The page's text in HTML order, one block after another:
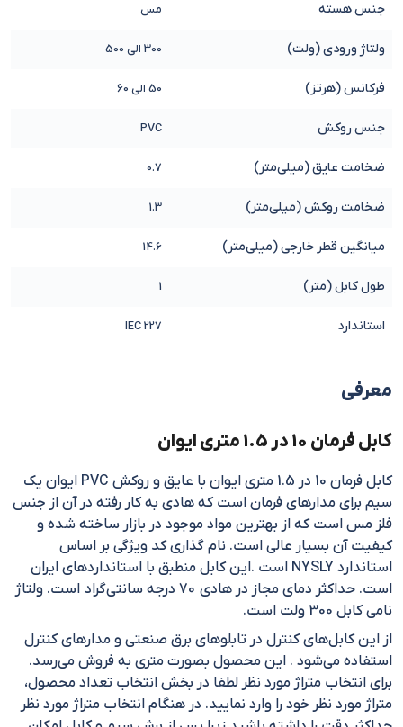
جنس هسته مس
ولتاژ ورودی (ولت) 300 الی 500
فرکانس (هرتز) 50 الی 60
جنس روکش PVC
ضخامت عایق (میلی‌متر) 0.7
ضخامت روکش (میلی‌متر) 1.3
میانگین قطر خارجی (میلی‌متر) 14.6
طول کابل (متر) 1
استاندارد IEC 227
معرفی
کابل فرمان 10 در 1.5 متری ایوان
کابل فرمان 10 در 1.5 متری ایوان با عایق و روکش PVC ایوان یک
سیم برای مدارهای فرمان است که هادی به کار رفته در آن از جنس
فلز مس است که از بهترین مواد موجود در بازار ساخته شده و
کیفیت آن بسیار عالی است. نام گذاری کد ویژگی بر اساس
استاندارد NYSLY است .این کابل منطبق با استانداردهای ایران
است. حداکثر دمای مجاز در هادی 70 درجه سانتی‌گراد است. ولتاژ
نامی کابل 300 ولت است.
از این کابل‌های کنترل در تابلوهای برق صنعتی و مدارهای کنترل
استفاده می‌شود . این محصول بصورت متری به فروش می‌رسد.
برای انتخاب متراژ مورد نظر لطفا در بخش انتخاب تعداد محصول،
متراژ مورد نظر خود را وارد نمایید. در هنگام انتخاب متراژ مورد نظر